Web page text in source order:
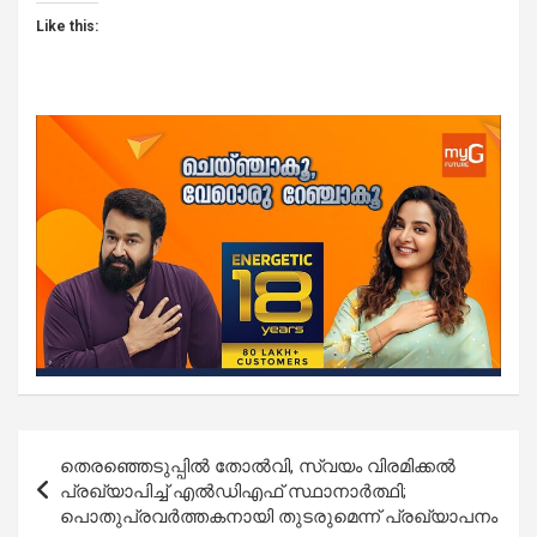
Like this:
navigation
തെരഞ്ഞെടുപ്പിൽ തോൽവി, സ്വയം വിരമിക്കൽ
പ്രഖ്യാപിച്ച് എൽഡിഎഫ് സ്ഥാനാര്‍ത്ഥി;
പൊതുപ്രവർത്തകനായി തുടരുമെന്ന് പ്രഖ്യാപനം